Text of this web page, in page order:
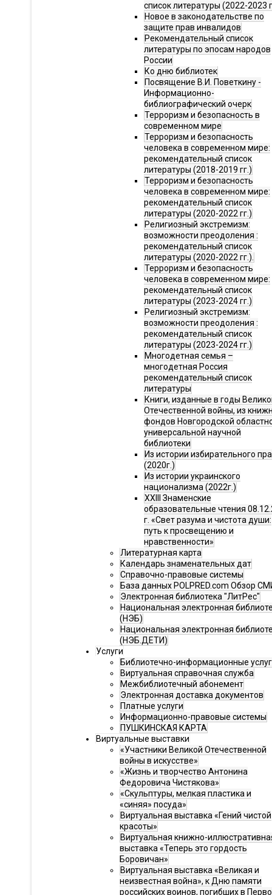
список литературы (2022-2023
Новое в законодательстве по
защите прав инвалидов
Рекомендательный список
литературы по эпосам народов
России
Ко дню библиотек
Посвящение В.И. Поветкину -
Информационно-
библиографический очерк
Терроризм и безопасность в
современном мире
Терроризм и безопасность
человека в современном мире:
рекомендательный список
литературы (2018-2019 гг.)
Терроризм и безопасность
человека в современном мире:
рекомендательный список
литературы (2020-2022 гг.)
Религиозный экстремизм:
возможности преодоления :
рекомендательный список
литературы (2020-2022 гг.).
Терроризм и безопасность
человека в современном мире:
рекомендательный список
литературы (2023-2024 гг.)
Религиозный экстремизм:
возможности преодоления :
рекомендательный список
литературы (2023-2024 гг.)
Многодетная семья –
многодетная Россия
рекомендательный список
литературы
Книги, изданные в годы
Отечественной войны, из
фондов Новгородской
универсальной научной
библиотеки
Из истории избирательного
(2020г.)
Из истории украинского
национализма (2022г.)
XXIII Знаменские
образовательные чтения
г. «Свет разума и чистота души:
путь к просвещению и
нравственности»
Литературная карта
Календарь знаменательных дат
Справочно-правовые системы
База данных POLPRED.com Обзор
Электронная библиотека "ЛитРес"
Национальная электронная
(НЭБ)
Национальная электронная
(НЭБ.ДЕТИ)
Услуги
Библиотечно-информационные
Виртуальная справочная служба
Межбиблиотечный абонемент
Электронная доставка документов
Платные услуги
Информационно-правовые системы
ПУШКИНСКАЯ КАРТА
Виртуальные выставки
«Участники Великой Отечественной
войны в искусстве»
«Жизнь и творчество Антонина
Федоровича Чистякова»
«Скульптуры, мелкая пластика и
«синяя» посуда»
Виртуальная выставка «Гений чистой
красоты»
Виртуальная книжно-
выставка «Теперь это гордость
Боровичан»
Виртуальная выставка «Великая и
неизвестная война», к Дню памяти
российских воинов, погибших в